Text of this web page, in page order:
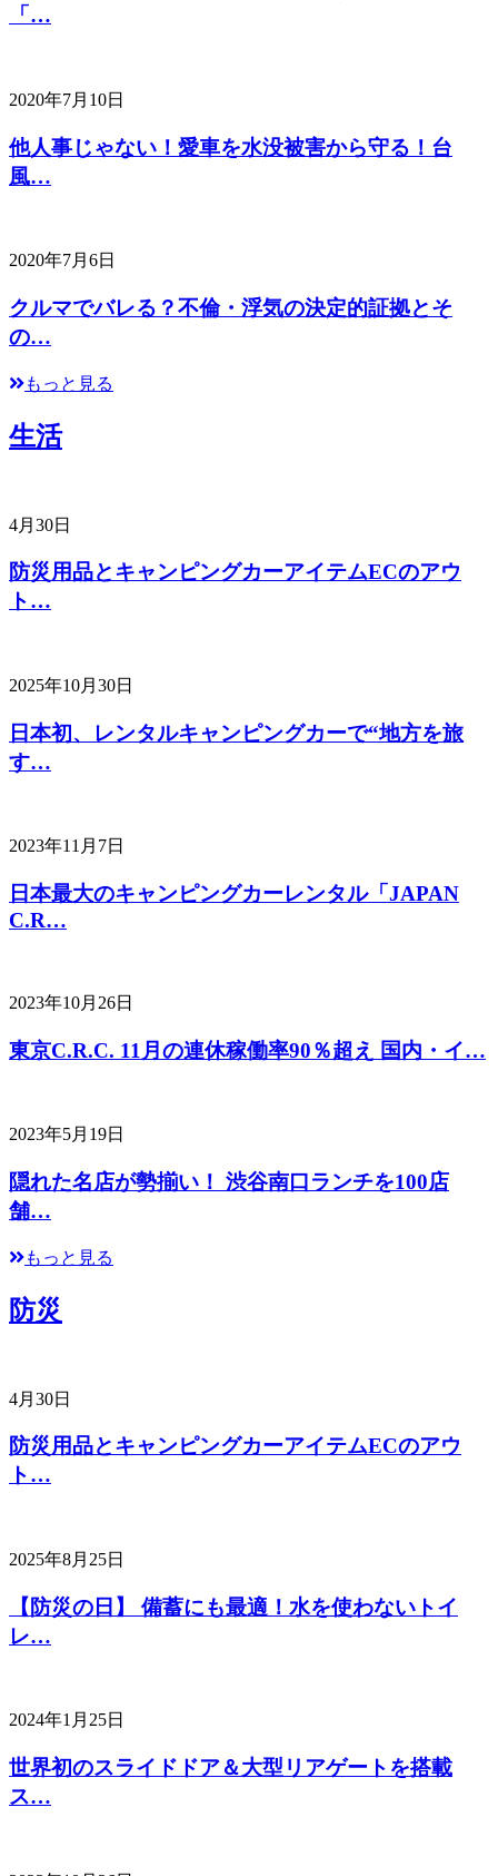
「…
2020年7月10日
他人事じゃない！愛車を水没被害から守る！台
風…
2020年7月6日
クルマでバレる？不倫・浮気の決定的証拠とそ
の…
もっと見る
生活
4月30日
防災用品とキャンピングカーアイテムECのアウ
ト…
2025年10月30日
日本初、レンタルキャンピングカーで“地方を旅
す…
2023年11月7日
日本最大のキャンピングカーレンタル「JAPAN
C.R…
2023年10月26日
東京C.R.C. 11月の連休稼働率90％超え 国内・イ…
2023年5月19日
隠れた名店が勢揃い！ 渋谷南口ランチを100店
舗…
もっと見る
防災
4月30日
防災用品とキャンピングカーアイテムECのアウ
ト…
2025年8月25日
【防災の日】 備蓄にも最適！水を使わないトイ
レ…
2024年1月25日
世界初のスライドドア＆大型リアゲートを搭載
ス…